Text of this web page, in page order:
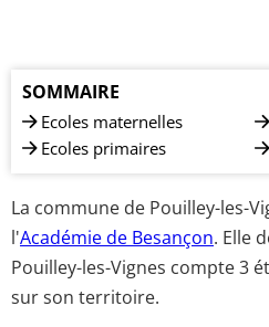
SOMMAIRE
Ecoles maternelles
Ecoles primaires
La commune de Pouilley-les-
l'Académie de Besançon. Elle
Pouilley-les-Vignes compte 3
sur son territoire.